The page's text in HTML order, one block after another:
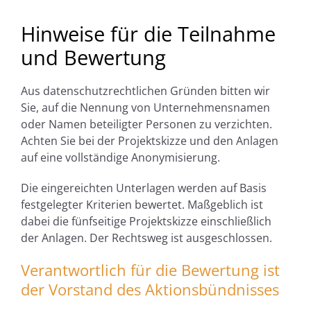
Hinweise für die Teilnahme
und Bewertung
Aus datenschutzrechtlichen Gründen bitten wir
Sie, auf die Nennung von Unternehmensnamen
oder Namen beteiligter Personen zu verzichten.
Achten Sie bei der Projektskizze und den Anlagen
auf eine vollständige Anonymisierung.
Die eingereichten Unterlagen werden auf Basis
festgelegter Kriterien bewertet. Maßgeblich ist
dabei die fünfseitige Projektskizze einschließlich
der Anlagen. Der Rechtsweg ist ausgeschlossen.
Verantwortlich für die Bewertung ist
der Vorstand des Aktionsbündnisses